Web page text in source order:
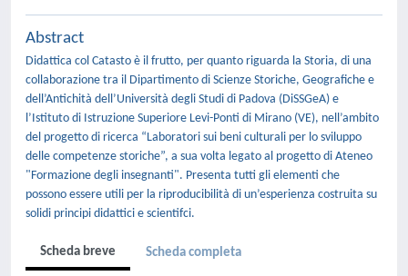
Abstract
Didattica col Catasto è il frutto, per quanto riguarda la Storia, di una
collaborazione tra il Dipartimento di Scienze Storiche, Geografiche e
dell’Antichità dell’Università degli Studi di Padova (DiSSGeA) e
l’Istituto di Istruzione Superiore Levi-Ponti di Mirano (VE), nell’ambito
del progetto di ricerca “Laboratori sui beni culturali per lo sviluppo
delle competenze storiche”, a sua volta legato al progetto di Ateneo
"Formazione degli insegnanti". Presenta tutti gli elementi che
possono essere utili per la riproducibilità di un’esperienza costruita su
solidi principi didattici e scientifci.
Scheda breve Scheda completa